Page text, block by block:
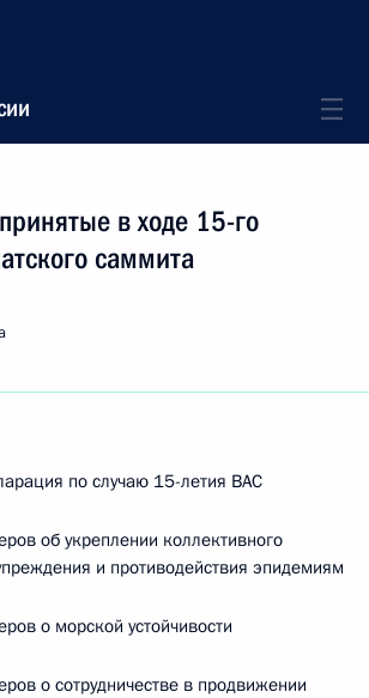
в ходе 15-го
саммита
по случаю 15-летия ВАС
об укреплении коллективного
и противодействия эпидемиям
о морской устойчивости
о сотрудничестве в продвижении